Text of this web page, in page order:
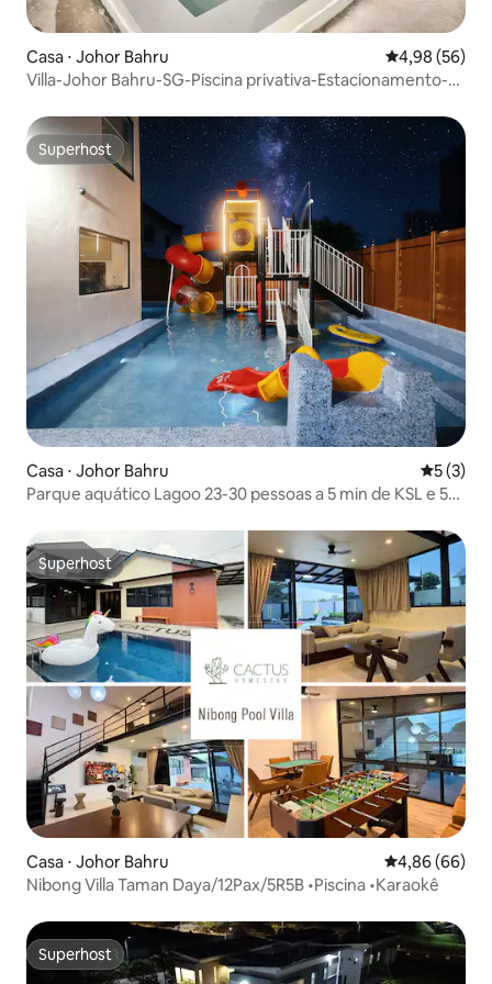
Casa ⋅ Johor Bahru 4,98 de uma
4,98 (56)
Villa-Johor Bahru-SG-Piscina privativa-Estacionamento-
Superhost
Superhost
Casa ⋅ Johor Bahru 5 de
5 (3)
Parque aquático Lagoo 23-30 pessoas a 5 min de KSL e 5
Superhost
Superhost
Casa ⋅ Johor Bahru 4,86 de uma
4,86 (66)
Nibong Villa Taman Daya/12Pax/5R5B •Piscina •Karaokê
Superhost
Superhost